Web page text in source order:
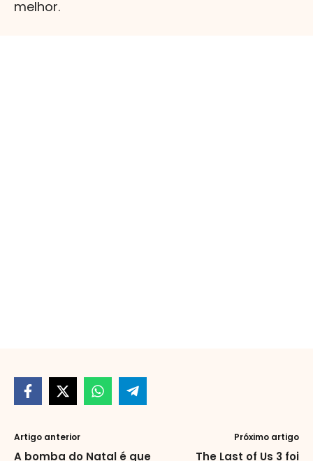
melhor.
Artigo anterior
A bomba do Natal é que
Próximo artigo
The Last of Us 3 foi